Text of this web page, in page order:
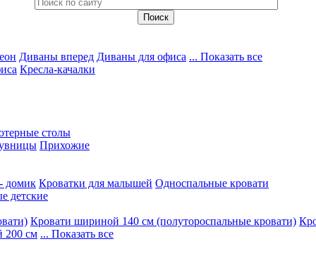
Диваны вперед Диваны для офиса ... Показать все
Кресла-качалки
столы
Прихожие
домик Кроватки для малышей Односпальные кровати
детские
Кровати шириной 140 см (полутороспальные кровати)
200 см ... Показать все